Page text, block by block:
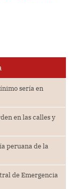
sería en
en las calles y
peruana de la
de Emergencia